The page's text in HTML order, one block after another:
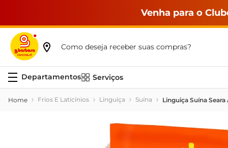
Venha para o
Como deseja receber suas compras?
Serviços
Frios E Laticínios Linguiça Suína Linguiça Suína